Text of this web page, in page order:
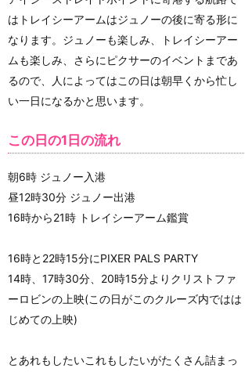
はトレイシーアームはジュノーの後に寄る形に
なります。ジュノーも楽しみ、トレイシーアー
ムも楽しみ、さらにピクサーのイベントまであ
るので、人によってはこの日は朝早くから忙し
い一日になるかと思います。
この日の1日の流れ
朝6時 ジュノー入港
昼12時30分 ジュノー出港
16時から21時 トレイシーアーム鑑賞
16時と22時15分にPIXER PALS PARTY
14時、17時30分、20時15分よりクリストファ
ーロビンの上映(この日がこのクルーズ内ではは
じめての上映)
とあれもしたいこれもしたいがたくさん詰まっ